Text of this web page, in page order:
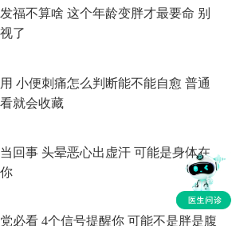
福不算啥 这个年龄变胖才最要命 别
了
小便刺痛怎么判断能不能自愈 普通
就会收藏
回事 头晕恶心出虚汗 可能是身体在
必看 4个信号提醒你 可能不是胖是腹